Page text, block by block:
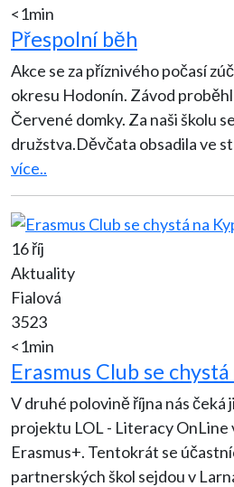
<1min
Přespolní běh
Akce se za příznivého počasí
okresu Hodonín. Závod
Červené domky. Za naši školu
družstva.Děvčata obsadila ve
více..
16 říj
Aktuality
Fialová
3523
<1min
Erasmus Club se
V druhé polovině října nás čeká
projektu LOL - Literacy OnLine
Erasmus+. Tentokrát se účastníci ze všech
partnerských škol sejdou v